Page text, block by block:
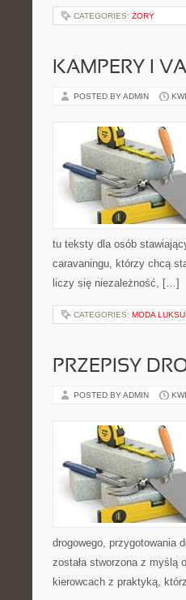
CATEGORIES: ŻORY
KAMPERY I
POSTED BY ADMIN
tu teksty dla osób
caravaningu, którzy chcą
liczy się niezależność, […]
CATEGORIES: MODA
PRZEPISY
POSTED BY ADMIN
drogowego, przygotowania
została stworzona z myślą
kierowcach z praktyką,